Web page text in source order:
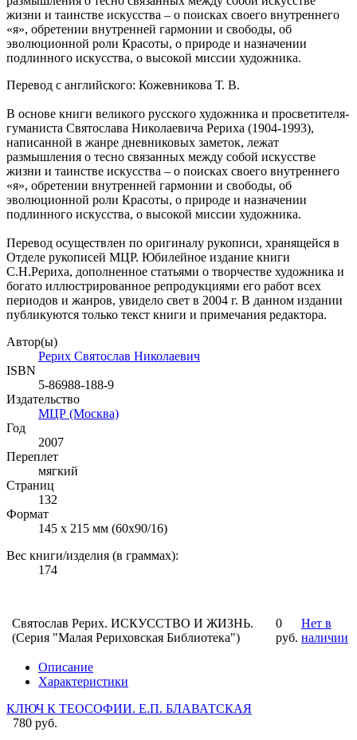
жизни и таинстве искусства – о поисках своего внутреннего
«я», обретении внутренней гармонии и свободы, об
эволюционной роли Красоты, о природе и назначении
подлинного искусства, о высокой миссии художника.
Перевод с английского: Кожевникова Т. В.
В основе книги великого русского художника и просветителя-
гуманиста Святослава Николаевича Рериха (1904-1993),
написанной в жанре дневниковых заметок, лежат
размышления о тесно связанных между собой искусстве
жизни и таинстве искусства – о поисках своего внутреннего
«я», обретении внутренней гармонии и свободы, об
эволюционной роли Красоты, о природе и назначении
подлинного искусства, о высокой миссии художника.
Перевод осуществлен по оригиналу рукописи, хранящейся в
Отделе рукописей МЦР. Юбилейное издание книги
С.Н.Рериха, дополненное статьями о творчестве художника и
богато иллюстрированное репродукциями его работ всех
периодов и жанров, увидело свет в 2004 г. В данном издании
публикуются только текст книги и примечания редактора.
Автор(ы)
Рерих Святослав Николаевич
ISBN
5-86988-188-9
Издательство
МЦР (Москва)
Год
2007
Переплет
мягкий
Страниц
132
Формат
145 х 215 мм (60х90/16)
Вес книги/изделия (в граммах):
174
Святослав Рерих. ИСКУССТВО И ЖИЗНЬ.
(Серия "Малая Рериховская Библиотека")
0
руб.
Нет в
наличии
Описание
Характеристики
КЛЮЧ К ТЕОСОФИИ. Е.П. БЛАВАТСКАЯ
780 руб.